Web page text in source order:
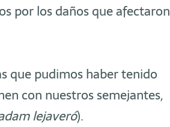
por los daños que afectaron
que pudimos haber tenido
con nuestros semejantes,
lejaveró).